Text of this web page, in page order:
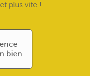
plus vite !
bien